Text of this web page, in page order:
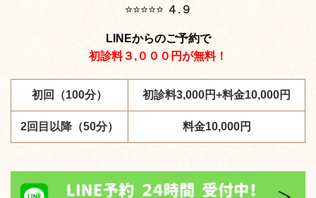
⭐️⭐️⭐️⭐️⭐️ ４.９
LINEからのご予約で
初診料３,０００円が無料！
初回（100分） 初診料3,000円+料金10,000円
2回目以降（50分） 料金10,000円